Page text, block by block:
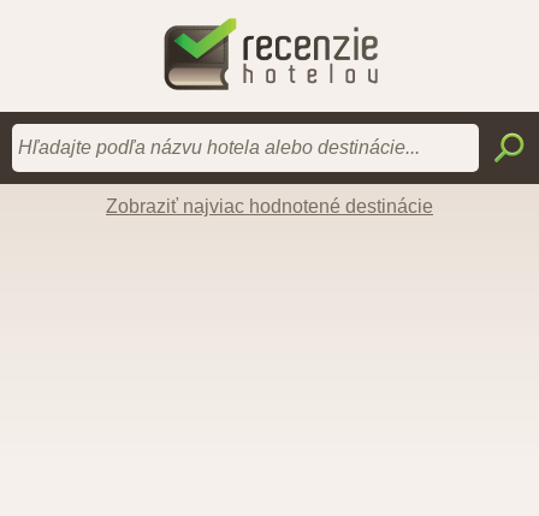
Zobraziť najviac hodnotené destinácie